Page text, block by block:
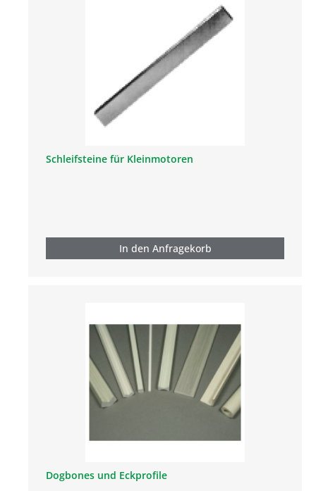
Schleifsteine für Kleinmotoren
In den Anfragekorb
Dogbones und Eckprofile